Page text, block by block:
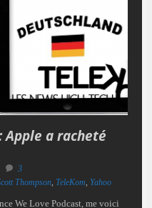
Apple a racheté
3
Thompson, TeleKom, Yahoo
We Love Podcast, me voici